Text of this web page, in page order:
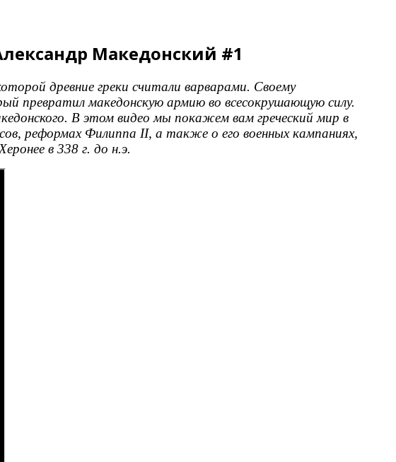
Македонский #1
древние греки считали варварами. Своему
превратил македонскую армию во всесокрушающую силу.
В этом видео мы покажем вам греческий мир в
реформах Филиппа II, а также о его военных кампаниях,
в 338 г. до н.э.